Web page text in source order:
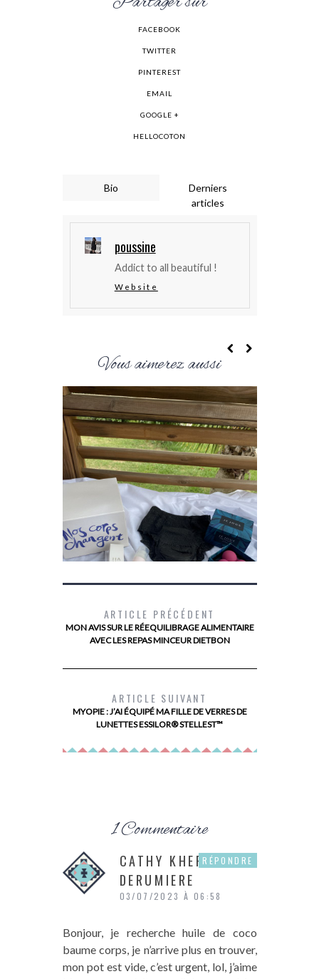
FACEBOOK
TWITTER
PINTEREST
EMAIL
GOOGLE +
HELLOCOTON
Bio
Derniers
articles
poussine
Addict to all beautiful !
Website
Vous aimerez aussi
ARTICLE PRÉCÉDENT
MON AVIS SUR LE RÉEQUILIBRAGE ALIMENTAIRE
AVEC LES REPAS MINCEUR DIETBON
ARTICLE SUIVANT
MYOPIE : J’AI ÉQUIPÉ MA FILLE DE VERRES DE
LUNETTES ESSILOR® STELLEST™
1 Commentaire
CATHY KHERIF
DERUMIERE
03/07/2023 À 06:58
Bonjour, je recherche huile de coco
baume corps, je n’arrive plus en trouver,
mon pot est vide, c’est urgent, lol, j’aime
RÉPONDRE